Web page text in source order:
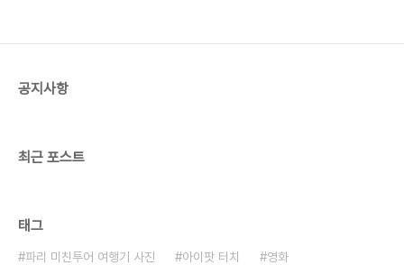
공지사항
최근 포스트
태그
파리 미친투어 여행기 사진 아이팟 터치
영화